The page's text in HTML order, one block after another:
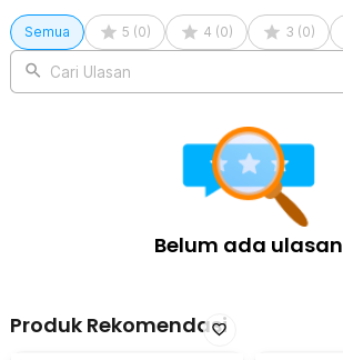
Semua 5 (0) 4 (0) 3 (0)
Cari Ulasan
Belum ada ulasan
Produk Rekomendasi